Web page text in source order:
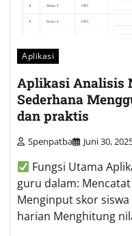
Aplikasi
Aplikasi Analisis
Sederhana
dan praktis
Spenpatba Juni 30,
Fungsi Utama
guru dalam:
Menginput skor
harian Menghitung